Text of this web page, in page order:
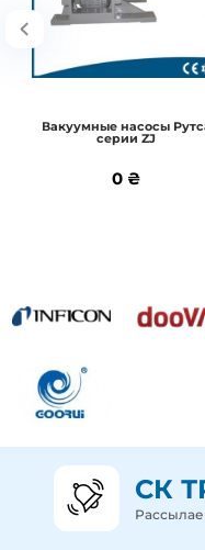
Вакуумные насосы
серии ZJ
0 ₴
Подробнее
0 ₴
СК